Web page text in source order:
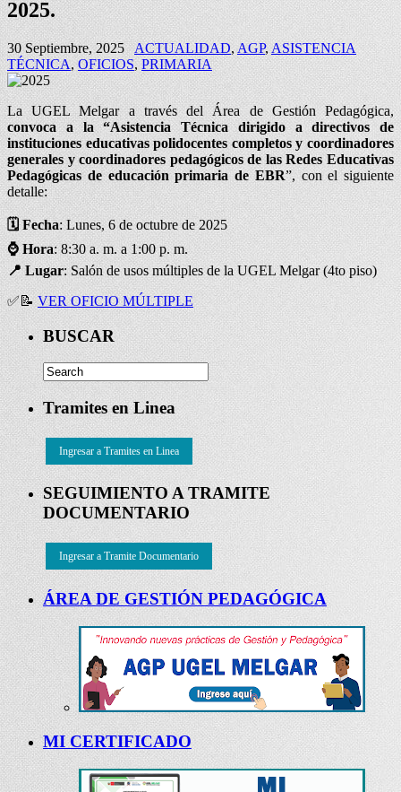
2025.
30 Septiembre, 2025 ACTUALIDAD, AGP,ASISTENCIA
TÉCNICA,OFICIOS, PRIMARIA
La UGEL Melgar a través del Área de Gestión Pedagógica,
convoca a la “Asistencia Técnica dirigido a directivos de
instituciones educativas polidocentes completos y coordinadores
generales y coordinadores pedagógicos de las Redes Educativas
Pedagógicas de educación primaria de EBR”, con el siguiente
detalle:
🗓️ Fecha: Lunes, 6 de octubre de 2025
⌚Hora: 8:30 a. m. a 1:00 p. m.
📍Lugar: Salón de usos múltiples de la UGEL Melgar (4to piso)
✅ 📝VER OFICIO MÚLTIPLE
BUSCAR
Tramites en Linea
Ingresar a Tramites en Linea
SEGUIMIENTO A TRAMITE
DOCUMENTARIO
Ingresar a Tramite Documentario
ÁREA DE GESTIÓN PEDAGÓGICA
MI CERTIFICADO